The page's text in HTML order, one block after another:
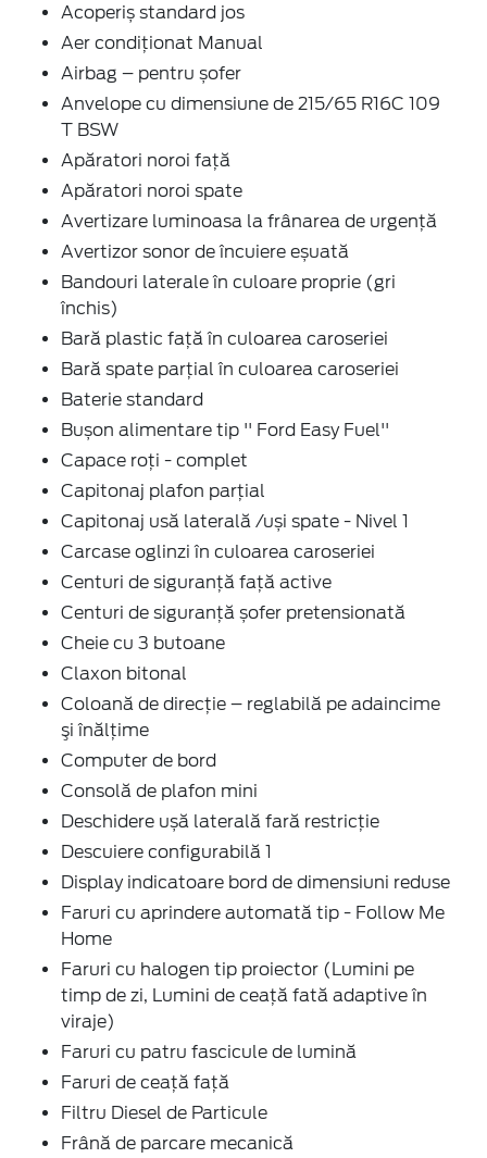
Acoperiș standard jos
Aer condiţionat Manual
Airbag – pentru șofer
Anvelope cu dimensiune de 215/65 R16C 109
T BSW
Apăratori noroi faţă
Apăratori noroi spate
Avertizare luminoasa la frânarea de urgenţă
Avertizor sonor de încuiere eșuată
Bandouri laterale în culoare proprie (gri
închis)
Bară plastic față în culoarea caroseriei
Bară spate parţial în culoarea caroseriei
Baterie standard
Bușon alimentare tip '' Ford Easy Fuel''
Capace roți - complet
Capitonaj plafon parţial
Capitonaj usă laterală /uși spate - Nivel 1
Carcase oglinzi în culoarea caroseriei
Centuri de siguranţă faţă active
Centuri de siguranţă șofer pretensionată
Cheie cu 3 butoane
Claxon bitonal
Coloană de direcție – reglabilă pe adaincime
şi înălţime
Computer de bord
Consolă de plafon mini
Deschidere ușă laterală fară restricție
Descuiere configurabilă 1
Display indicatoare bord de dimensiuni reduse
Faruri cu aprindere automată tip - Follow Me
Home
Faruri cu halogen tip proiector (Lumini pe
timp de zi, Lumini de ceață fată adaptive în
viraje)
Faruri cu patru fascicule de lumină
Faruri de ceaţă faţă
Filtru Diesel de Particule
Frână de parcare mecanică